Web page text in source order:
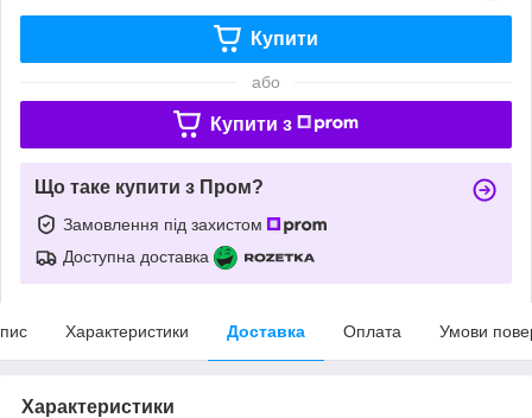
Купити
або
Купити з
Що таке купити з Пром?
Замовлення під захистом
Доступна доставка
Характеристики Доставка Оплата Умови
Характеристики